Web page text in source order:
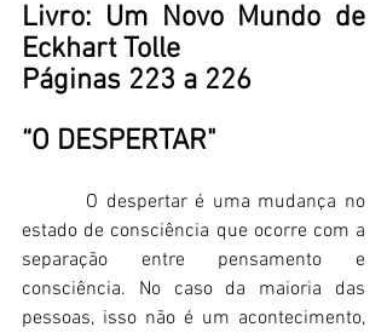
Livro: Um Novo Mundo de
Eckhart Tolle
Páginas 223 a 226
“O DESPERTAR"
estado de consciência que ocorre com a
separação entre pensamento e
consciência. No caso da maioria das
pessoas, isso não é um acontecimento,